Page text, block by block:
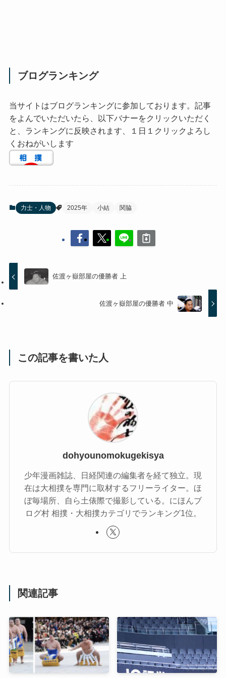
ブログランキング
当サイトはブログランキングに参加しております。記事
をよんでいただいたら、以下バナーをクリックいただく
と、ランキングに反映されます、１日１クリックよろし
くおねがいします
力士・人物 2025年 小結 関脇
佐渡ヶ嶽部屋の優勝者 上
佐渡ヶ嶽部屋の優勝者 中
この記事を書いた人
dohyounomokugekisya
少年漫画雑誌、日経関連の編集者を経て独立。現
在は大相撲を専門に取材するフリーライター。ほ
ぼ毎場所、自ら土俵際で撮影している。にほんブ
ログ村 相撲・大相撲カテゴリでランキング1位。
関連記事